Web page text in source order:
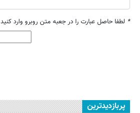
* لطفا حاصل عبارت را در جعبه متن روبرو وارد کنید
پربازدیدترین